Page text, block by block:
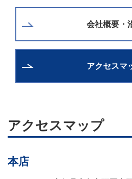
会社概要・
アクセスマ
アクセスマップ
本店